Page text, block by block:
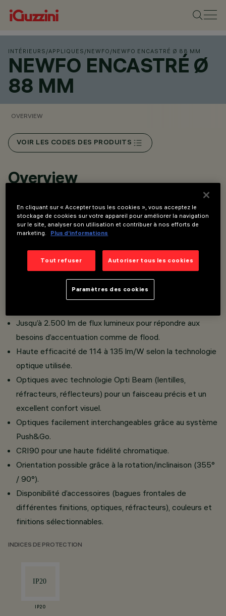
INTÉRIEURS /APPLIQUES /NEWFO /NEWFO ENCASTRÉ Ø 88 MM
NEWFO ENCASTRÉ Ø
88 MM
OVERVIEW
VOIR LES CODES DES PRODUITS
Overview
Versions Spot monopoint avec rosace en saillie ou
encastrée pour une intégration discrète dans tout type
d’environnement.
Classe III avec utilisation de drivers déportés,
Large choix de températures de couleur : 2700K,
Jusqu’à 2.500 lm de flux lumineux pour répondre aux
besoins d’accentuation comme de flood.
Haute efficacité de 114 à 135 lm/W selon la technologie
optique utilisée.
Optiques avec technologie Opti Beam (lentilles,
réfracteurs, réflecteurs) pour un faisceau précis et un
excellent confort visuel.
Optiques facilement interchangeables grâce au système
Push&Go.
CRI90 pour une haute fidélité chromatique.
Orientation possible grâce à la rotation/inclinaison (355°
/ 90°).
Disponibilité d’accessoires (bagues frontales de
différentes finitions, optiques, réfracteurs), couleurs et
finitions sélectionnables.
INDICES DE PROTECTION
IP20
En cliquant sur « Accepter tous les cookies », vous acceptez le
stockage de cookies sur votre appareil pour améliorer la navigation
sur le site, analyser son utilisation et contribuer à nos efforts de
marketing.
Plus d’informations
Tout refuser Autoriser tous les cookies
Paramètres des cookies